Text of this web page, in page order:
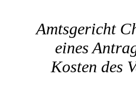
Amtsgericht
eines
Kosten des